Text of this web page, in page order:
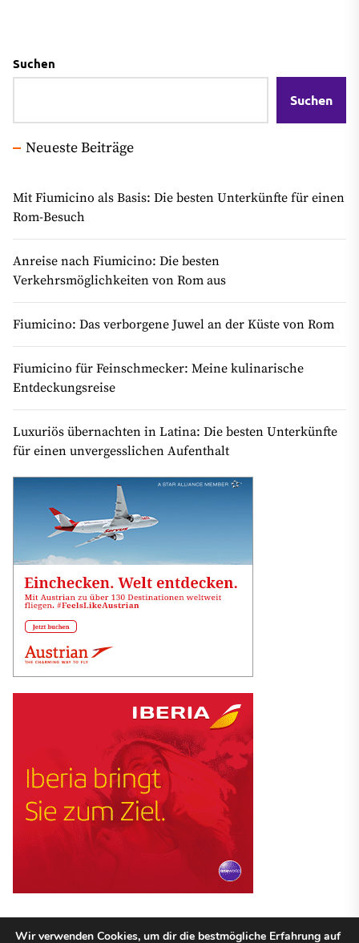
Suchen
Suchen
Neueste Beiträge
Mit Fiumicino als Basis: Die besten Unterkünfte für einen
Rom-Besuch
Anreise nach Fiumicino: Die besten
Verkehrsmöglichkeiten von Rom aus
Fiumicino: Das verborgene Juwel an der Küste von Rom
Fiumicino für Feinschmecker: Meine kulinarische
Entdeckungsreise
Luxuriös übernachten in Latina: Die besten Unterkünfte
für einen unvergesslichen Aufenthalt
Wir verwenden Cookies, um dir die bestmögliche Erfahrung auf